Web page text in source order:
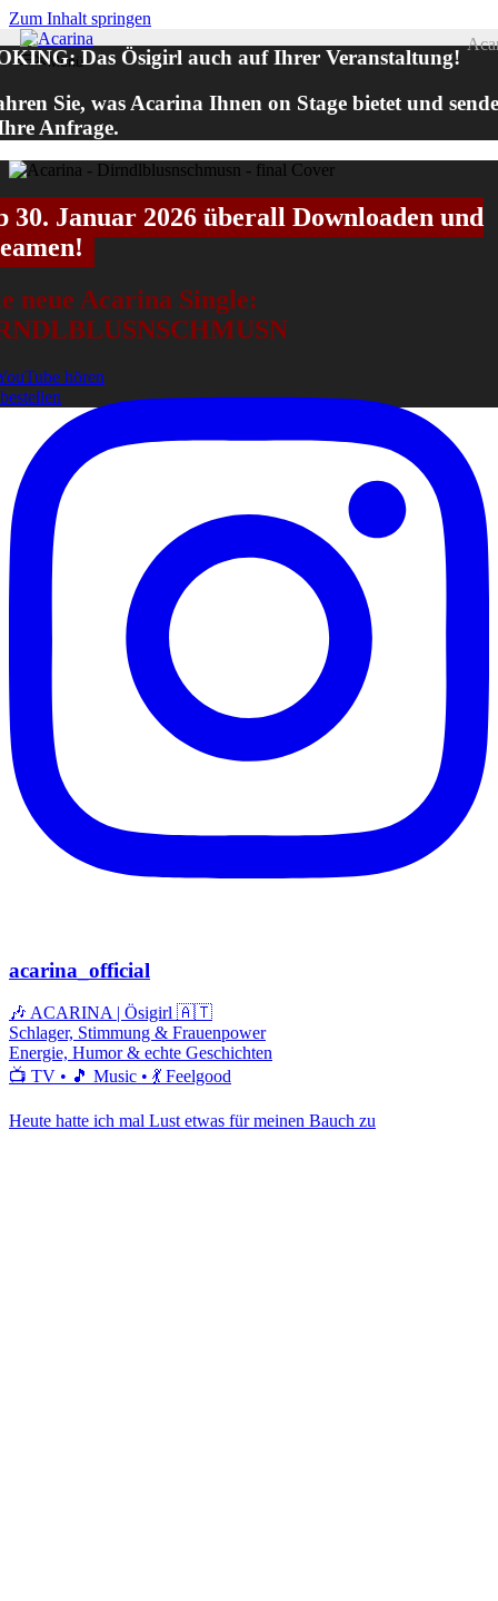
Zum Inhalt springen
MenüDas Ösigirl auch auf Ihrer Veranstaltung!
Sie, was Acarina Ihnen on Stage bietet und
Anfrage.
30. Januar 2026 überall Downloaden und
neue Acarina Single:
hören
acarina_official
🎶 ACARINA | Ösigirl 🇦🇹
Schlager, Stimmung & Frauenpower
Energie, Humor & echte Geschichten
📺 TV • 🎵 Music • 💃 Feelgood
Heute hatte ich mal Lust etwas für meinen Bauch zu